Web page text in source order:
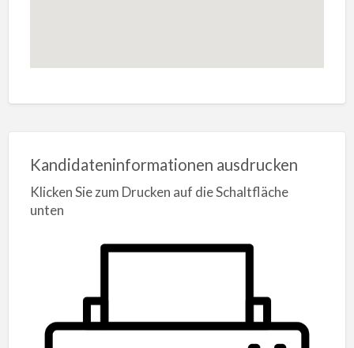
Kandidateninformationen ausdrucken
Klicken Sie zum Drucken auf die Schaltfläche
unten